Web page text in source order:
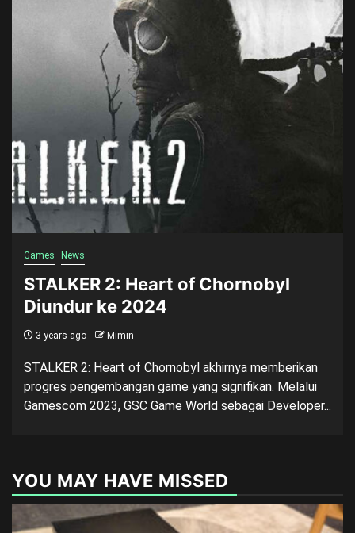
Games News
STALKER 2: Heart of Chornobyl
Diundur ke 2024
3 years ago Mimin
STALKER 2: Heart of Chornobyl akhirnya memberikan
progres pengembangan game yang signifikan. Melalui
Gamescom 2023, GSC Game World sebagai Developer...
YOU MAY HAVE MISSED